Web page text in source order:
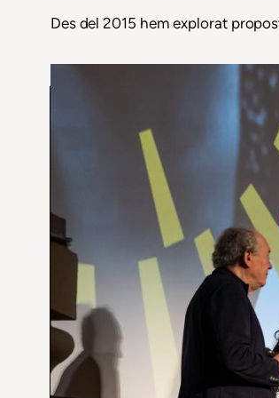
Des del 2015 hem explorat